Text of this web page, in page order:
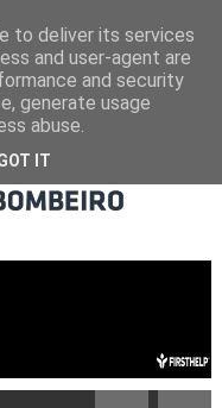
to deliver its services
and user-agent are
and security
generate usage
abuse.
IT